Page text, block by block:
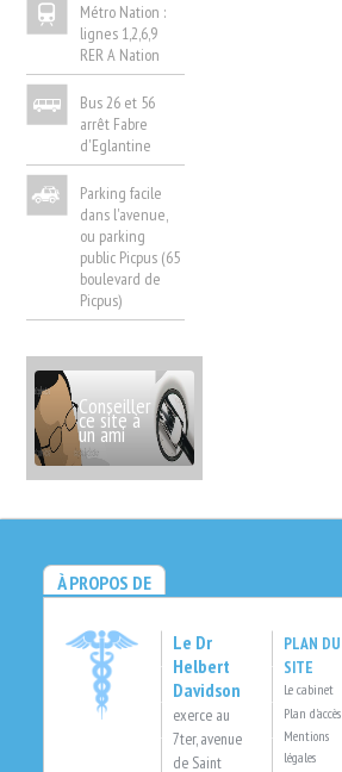
Métro Nation :
lignes 1,2,6,9
RER A Nation
Bus 26 et 56
arrêt Fabre
d'Eglantine
Parking facile
dans l'avenue,
ou parking
public Picpus (65
boulevard de
Picpus)
Conseiller
ce site à
un ami
À PROPOS DE
Le Dr
Helbert
Davidson
exerce au
7ter, avenue
de Saint
PLAN DU
SITE
Le cabinet
Plan d'accès
Mentions
légales